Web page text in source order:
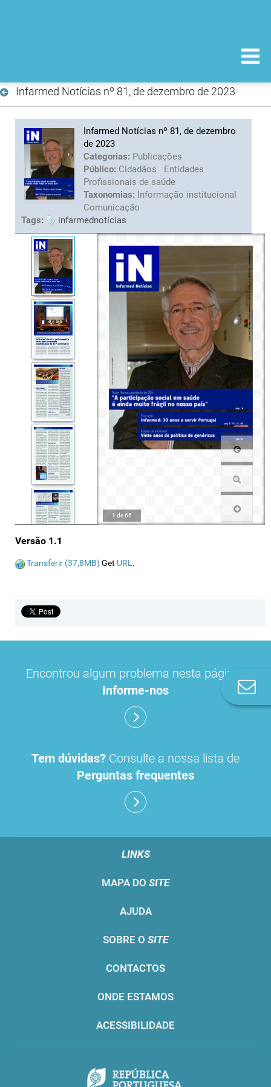
Infarmed Notícias nº 81, de dezembro de 2023
Infarmed Notícias nº 81, de dezembro
de 2023
Categorias: Publicações
Público: Cidadãos
Entidades
Profissionais de saúde
Taxonomias: Informação institucional
Comunicação
Tags:
infarmednotícias
1 de66
Versão 1.1
Transferir (37,8MB) Get URL.
Encontrou algum problema nesta página?
Informe-nos
Tem dúvidas? Consulte a nossa lista de
Perguntas frequentes
LINKS
MAPA DO SITE
AJUDA
SOBRE O SITE
CONTACTOS
ONDE ESTAMOS
ACESSIBILIDADE